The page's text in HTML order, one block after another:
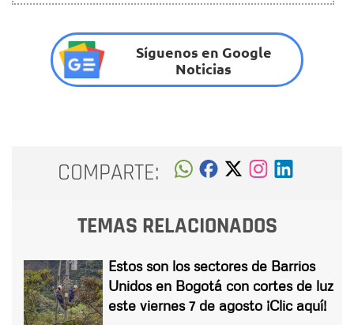
Síguenos en Google
Noticias
COMPARTE:
TEMAS RELACIONADOS
Estos son los sectores de Barrios
Unidos en Bogotá con cortes de luz
este viernes 7 de agosto ¡Clic aquí!